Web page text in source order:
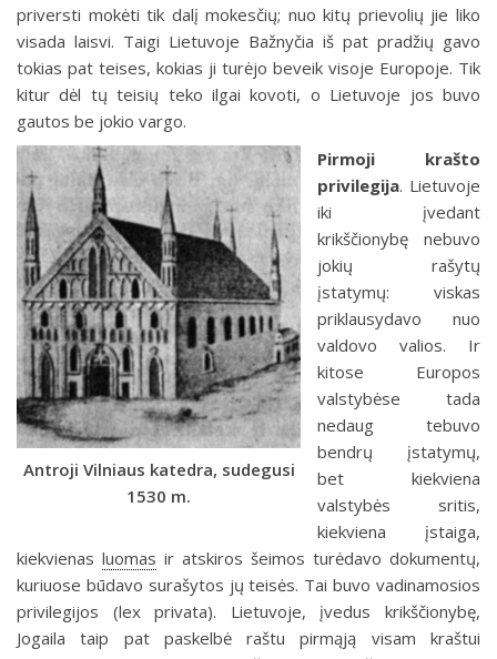
priversti mokėti tik dalį mokesčių; nuo kitų prievolių jie liko
visada laisvi. Taigi Lietuvoje Bažnyčia iš pat pradžių gavo
tokias pat teises, kokias ji turėjo beveik visoje Europoje. Tik
kitur dėl tų teisių teko ilgai kovoti, o Lietuvoje jos buvo
gautos be jokio vargo.
Antroji Vilniaus katedra, sudegusi
1530 m.
Pirmoji krašto
privilegija. Lietuvoje
iki įvedant
krikščionybę nebuvo
jokių rašytų
įstatymų: viskas
priklausydavo nuo
valdovo valios. Ir
kitose Europos
valstybėse tada
nedaug tebuvo
bendrų įstatymų,
bet kiekviena
valstybės sritis,
kiekviena įstaiga,
kiekvienas luomas ir atskiros šeimos turėdavo dokumentų,
kuriuose būdavo surašytos jų teisės. Tai buvo vadinamosios
privilegijos (lex privata). Lietuvoje, įvedus krikščionybę,
Jogaila taip pat paskelbė raštu pirmąją visam kraštui